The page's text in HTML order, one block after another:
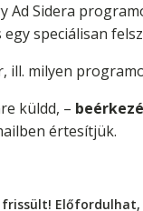
Ad Sidera
speciálisan
ill. milyen
küldd, –
értesítjük.